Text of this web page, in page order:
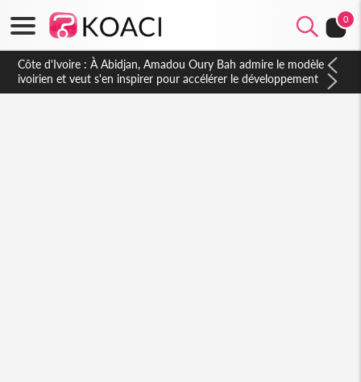
0
Côte d'Ivoire : À Abidjan, Amadou Oury Bah admire le modèle
ivoirien et veut s'en inspirer pour accélérer le développement
de la Guinée